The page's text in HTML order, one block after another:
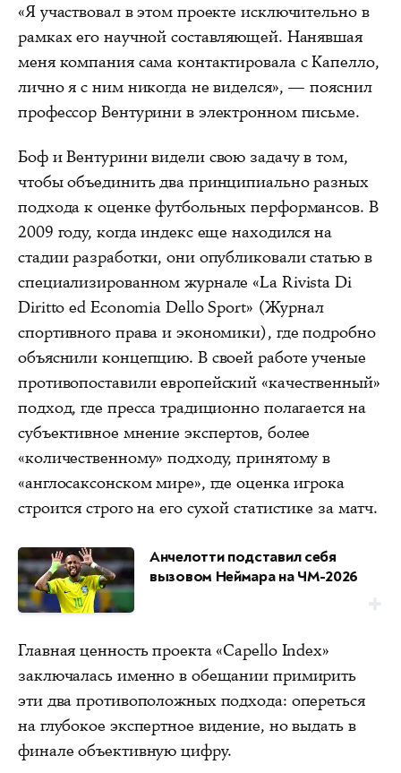
«Я участвовал в этом проекте исключительно в
рамках его научной составляющей. Нанявшая
меня компания сама контактировала с Капелло,
лично я с ним никогда не виделся», — пояснил
профессор Вентурини в электронном письме.
Боф и Вентурини видели свою задачу в том,
чтобы объединить два принципиально разных
подхода к оценке футбольных перформансов. В
2009 году, когда индекс еще находился на
стадии разработки, они опубликовали статью в
специализированном журнале «La Rivista Di
Diritto ed Economia Dello Sport» (Журнал
спортивного права и экономики), где подробно
объяснили концепцию. В своей работе ученые
противопоставили европейский «качественный»
подход, где пресса традиционно полагается на
субъективное мнение экспертов, более
«количественному» подходу, принятому в
«англосаксонском мире», где оценка игрока
строится строго на его сухой статистике за матч.
Анчелотти подставил себя
вызовом Неймара на ЧМ-2026
Главная ценность проекта «Capello Index»
заключалась именно в обещании примирить
эти два противоположных подхода: опереться
на глубокое экспертное видение, но выдать в
финале объективную цифру.